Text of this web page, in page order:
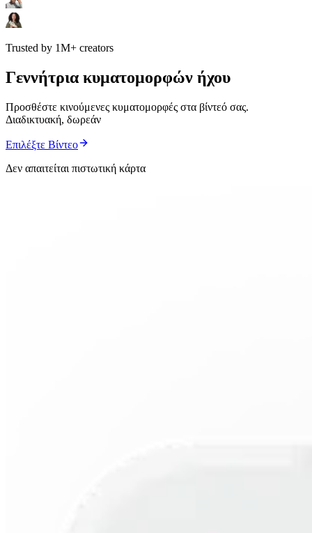
Trusted by 1M+ creators
Γεννήτρια κυματομορφών ήχου
Προσθέστε κινούμενες κυματομορφές στα βίντεό σας.
Διαδικτυακή, δωρεάν
Επιλέξτε Βίντεο
Δεν απαιτείται πιστωτική κάρτα